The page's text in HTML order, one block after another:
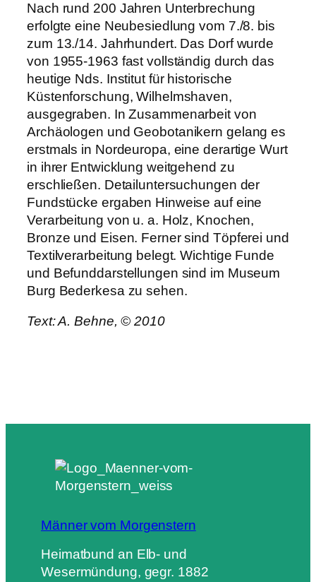
Nach rund 200 Jahren Unterbrechung
erfolgte eine Neubesiedlung vom 7./8. bis
zum 13./14. Jahrhundert. Das Dorf wurde
von 1955-1963 fast vollständig durch das
heutige Nds. Institut für historische
Küstenforschung, Wilhelmshaven,
ausgegraben. In Zusammenarbeit von
Archäologen und Geobotanikern gelang es
erstmals in Nordeuropa, eine derartige Wurt
in ihrer Entwicklung weitgehend zu
erschließen. Detailuntersuchungen der
Fundstücke ergaben Hinweise auf eine
Verarbeitung von u. a. Holz, Knochen,
Bronze und Eisen. Ferner sind Töpferei und
Textilverarbeitung belegt. Wichtige Funde
und Befunddarstellungen sind im Museum
Burg Bederkesa zu sehen.
Text: A. Behne, © 2010
Männer vom Morgenstern
Heimatbund an Elb- und
Wesermündung, gegr. 1882